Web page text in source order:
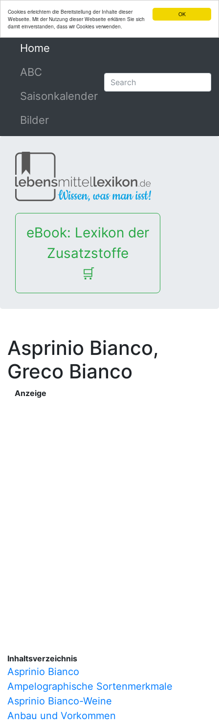
OK
Cookies erleichtern die Bereitstellung der Inhalte dieser
Webseite. Mit der Nutzung dieser Webseite erklären Sie sich
damit einverstanden, dass wir Cookies verwenden.
Home
ABC
Saisonkalender
Bilder
eBook: Lexikon der
Zusatzstoffe
🛒
Asprinio Bianco,
Greco Bianco
Anzeige
Inhaltsverzeichnis
Asprinio Bianco
Ampelographische Sortenmerkmale
Asprinio Bianco-Weine
Anbau und Vorkommen